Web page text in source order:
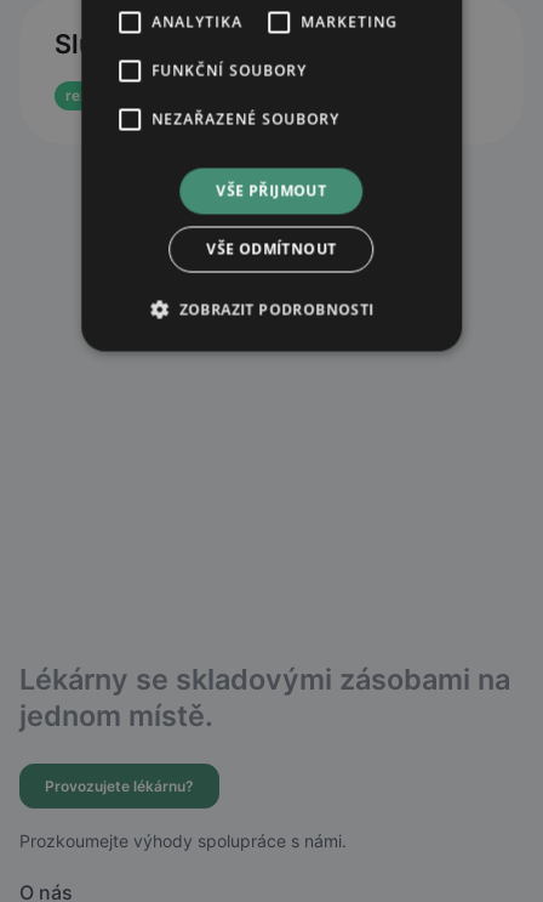
Služby
rezervace eReceptu
Lékárny se skladovými zásobami na
jednom místě.
Provozujete lékárnu?
Prozkoumejte výhody spolupráce s námi.
O nás
ANALYTIKA MARKETING
FUNKČNÍ SOUBORY
NEZAŘAZENÉ SOUBORY
VŠE PŘIJMOUT
VŠE ODMÍTNOUT
ZOBRAZIT PODROBNOSTI